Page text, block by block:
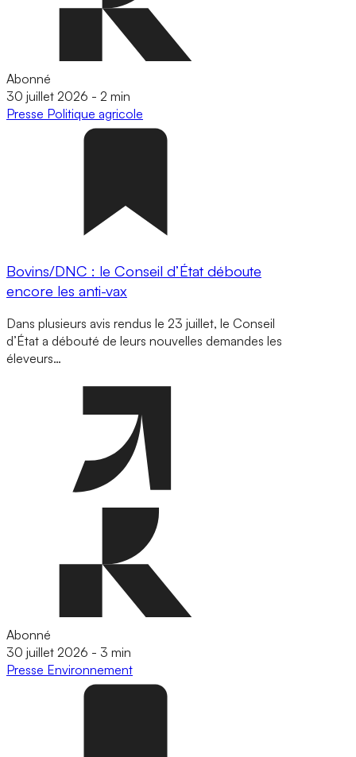
Abonné
30 juillet 2026 - 2 min
Presse Politique agricole
Bovins/DNC : le Conseil d’État déboute
encore les anti-vax
Dans plusieurs avis rendus le 23 juillet, le Conseil
d’État a débouté de leurs nouvelles demandes les
éleveurs…
Abonné
30 juillet 2026 - 3 min
Presse Environnement